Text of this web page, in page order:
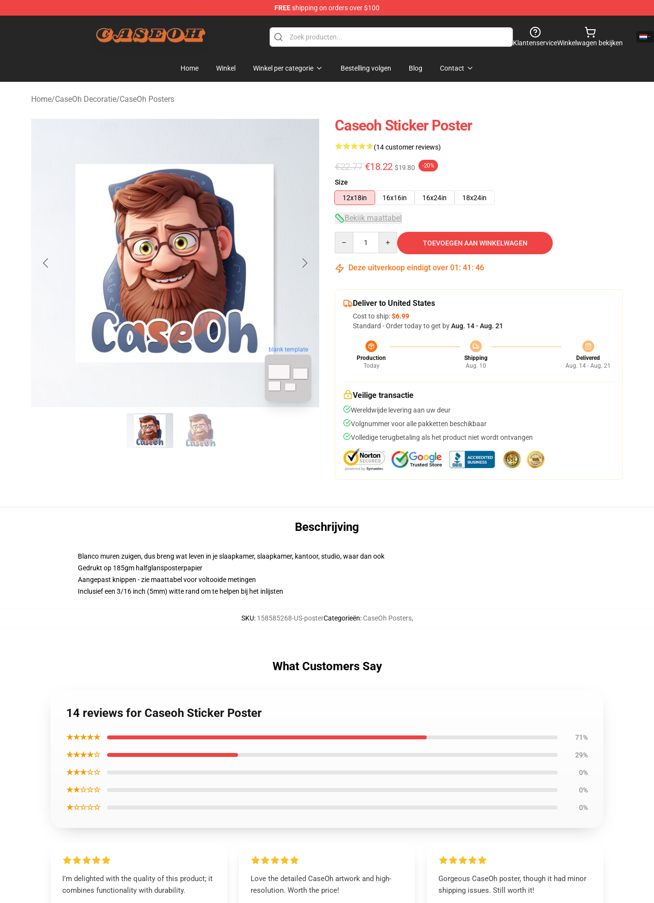
FREEshipping on orders over $100
KlantenserviceWinkelwagen bekijken
Home Winkel Winkel per categorie Bestelling volgen Blog Contact
Home/CaseOh Decoratie/CaseOh Posters
blank template
Caseoh Sticker Poster
(14 customer reviews)
€22.77 €18.22 $19.80 -20%
Size
12x18in
16x16in 16x24in 18x24in
Bekijk maattabel
TOEVOEGEN AAN WINKELWAGEN
Deze uitverkoop eindigt over 01 : 41 : 45
Deliver to United States
Cost to ship:$6.99
Standard - Order today to get byAug. 14 - Aug. 21
Production
Today
Shipping
Aug. 10
Delivered
Aug. 14 - Aug. 21
Veilige transactie
Wereldwijde levering aan uw deur
Volgnummer voor alle pakketten beschikbaar
Volledige terugbetaling als het product niet wordt ontvangen
Beschrijving
Blanco muren zuigen, dus breng wat leven in je slaapkamer, slaapkamer, kantoor, studio, waar dan ook
Gedrukt op 185gm halfglansposterpapier
Aangepast knippen - zie maattabel voor voltooide metingen
Inclusief een 3/16 inch (5mm) witte rand om te helpen bij het inlijsten
SKU: 158585268-US-posterCategorieën: CaseOh Posters,
What Customers Say
14 reviews for Caseoh Sticker Poster
★★★★★ 71%
★★★★☆ 29%
★★★☆☆ 0%
★★☆☆☆ 0%
★☆☆☆☆ 0%
I’m delighted with the quality of this product; it
combines functionality with durability.
Love the detailed CaseOh artwork and high-
resolution. Worth the price!
Gorgeous CaseOh poster, though it had minor
shipping issues. Still worth it!